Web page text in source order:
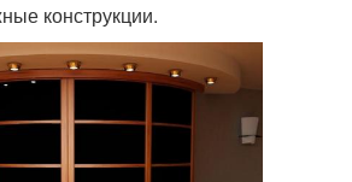
конструкции.